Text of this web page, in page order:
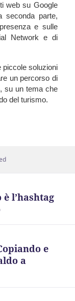
web su Google
seconda parte,
e sulle
Network e di
piccole soluzioni
un percorso di
su un tema che
del turismo.
l’hashtag
e
a